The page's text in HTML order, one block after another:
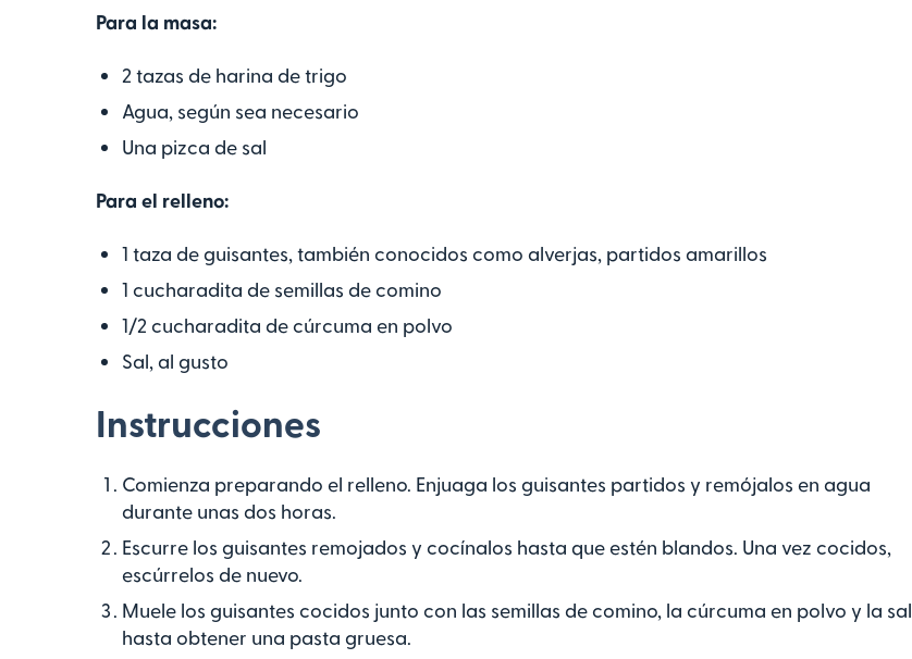
Para la masa:
2 tazas de harina de trigo
Agua, según sea necesario
Una pizca de sal
Para el relleno:
1 taza de guisantes, también conocidos como alverjas, partidos amarillos
1 cucharadita de semillas de comino
1/2 cucharadita de cúrcuma en polvo
Sal, al gusto
Instrucciones
Comienza preparando el relleno. Enjuaga los guisantes partidos y remójalos en agua
durante unas dos horas.
Escurre los guisantes remojados y cocínalos hasta que estén blandos. Una vez cocidos,
escúrrelos de nuevo.
Muele los guisantes cocidos junto con las semillas de comino, la cúrcuma en polvo y la sal
hasta obtener una pasta gruesa.